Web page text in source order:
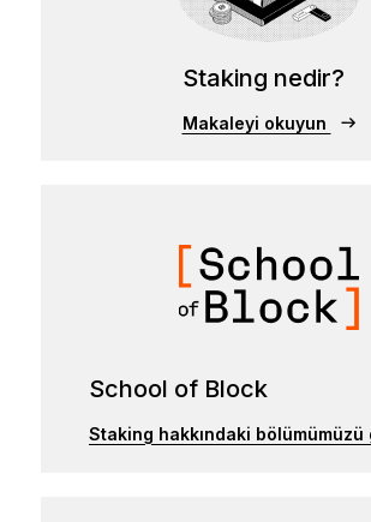
Staking nedir?
Makaleyi okuyun
School of Block
Staking hakkındaki bölümümüzü